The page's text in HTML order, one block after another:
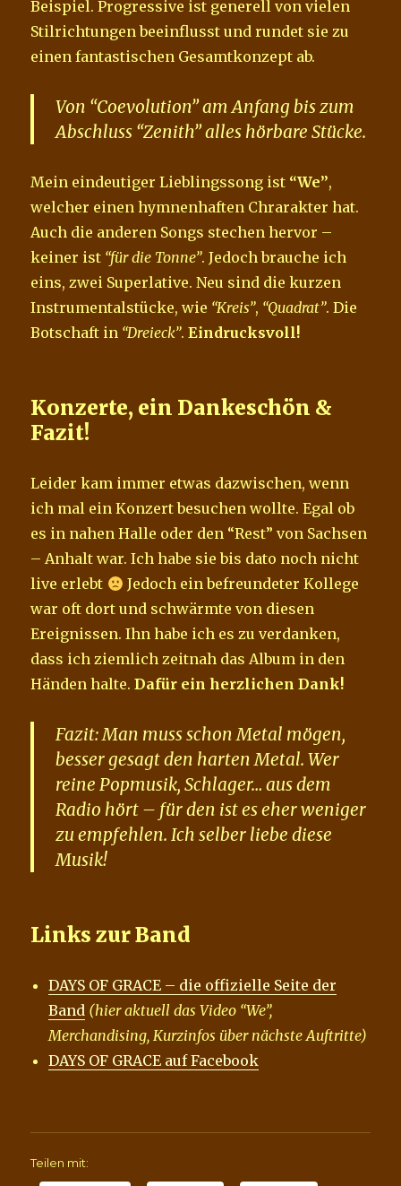
Beispiel. Progressive ist generell von vielen
Stilrichtungen beeinflusst und rundet sie zu
einen fantastischen Gesamtkonzept ab.
Von “Coevolution” am Anfang bis zum
Abschluss “Zenith” alles hörbare Stücke.
Mein eindeutiger Lieblingssong ist “We”,
welcher einen hymnenhaften Chrarakter hat.
Auch die anderen Songs stechen hervor –
keiner ist “für die Tonne”. Jedoch brauche ich
eins, zwei Superlative. Neu sind die kurzen
Instrumentalstücke, wie “Kreis”, “Quadrat”. Die
Botschaft in “Dreieck”.Eindrucksvoll!
Konzerte, ein Dankeschön &
Fazit!
Leider kam immer etwas dazwischen, wenn
ich mal ein Konzert besuchen wollte. Egal ob
es in nahen Halle oder den “Rest” von Sachsen
– Anhalt war. Ich habe sie bis dato noch nicht
live erlebt
Jedoch ein befreundeter Kollege
war oft dort und schwärmte von diesen
Ereignissen. Ihn habe ich es zu verdanken,
dass ich ziemlich zeitnah das Album in den
Händen halte.Dafür ein herzlichen Dank!
Fazit: Man muss schon Metal mögen,
besser gesagt den harten Metal. Wer
reine Popmusik, Schlager… aus dem
Radio hört – für den ist es eher weniger
zu empfehlen. Ich selber liebe diese
Musik!
Links zur Band
DAYS OF GRACE – die offizielle Seite der
Band (hier aktuell das Video “We”,
Merchandising, Kurzinfos über nächste Auftritte)
DAYS OF GRACE auf Facebook
Teilen mit: